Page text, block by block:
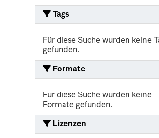
Tags
Für diese Suche wurden keine
gefunden.
Formate
Für diese Suche wurden keine
Formate gefunden.
Lizenzen